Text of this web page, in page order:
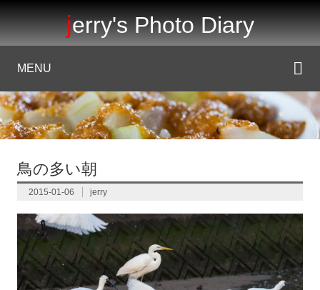
jerry's Photo Diary
MENU
鳥の多い朝
2015-01-06 jerry